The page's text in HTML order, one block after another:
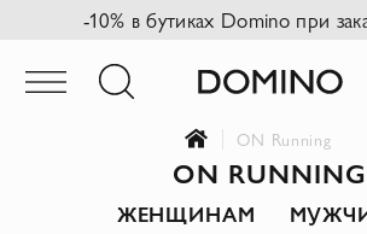
-10% в бутиках Domino при
ON Running
ON RUNNING
ЖЕНЩИНАМ